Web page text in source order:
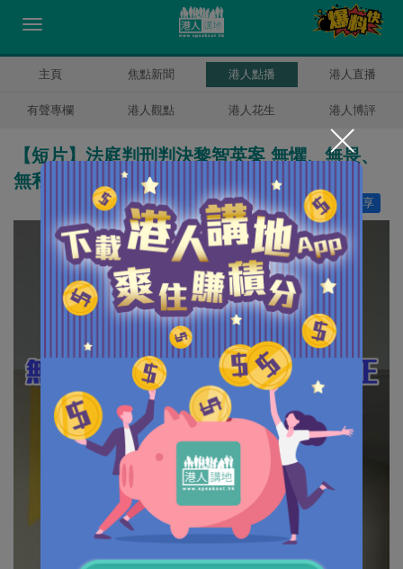
主頁 焦點新聞 港人點播 港人直播
有聲專欄 港人觀點 港人花生 港人博評
【短片】法庭判刑判決黎智英案 無懼、無畏、
無私、公平、公正
分享
讚好 14